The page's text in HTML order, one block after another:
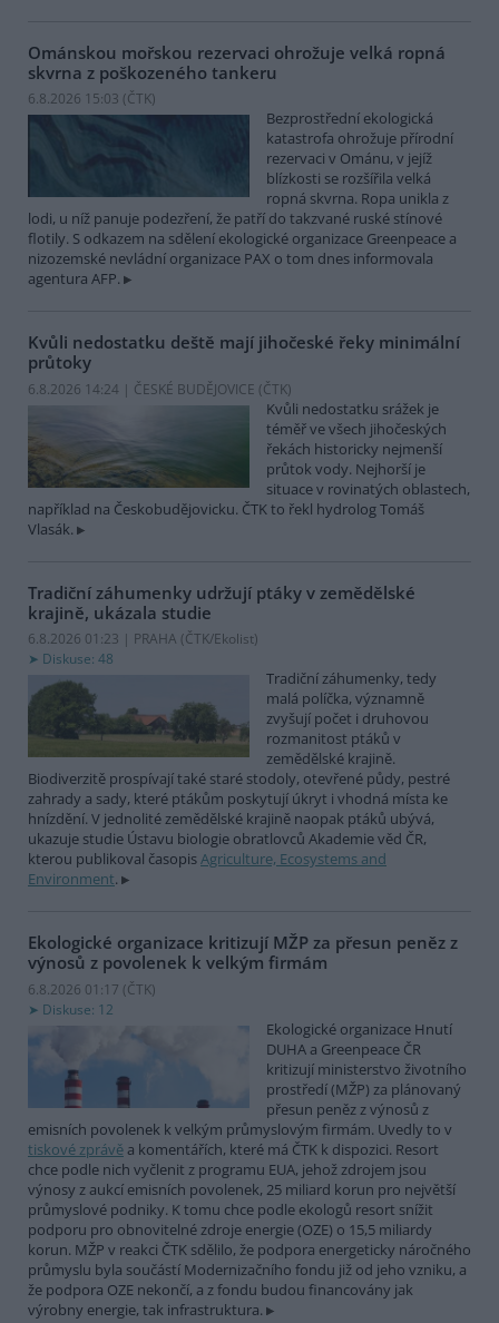
Ománskou mořskou rezervaci ohrožuje velká ropná
skvrna z poškozeného tankeru
6.8.2026 15:03 (ČTK)
Bezprostřední ekologická
katastrofa ohrožuje přírodní
rezervaci v Ománu, v jejíž
blízkosti se rozšířila velká
ropná skvrna. Ropa unikla z
lodi, u níž panuje podezření, že patří do takzvané ruské stínové
flotily. S odkazem na sdělení ekologické organizace Greenpeace a
nizozemské nevládní organizace PAX o tom dnes informovala
agentura AFP.
Kvůli nedostatku deště mají jihočeské řeky minimální
průtoky
6.8.2026 14:24 | ČESKÉ BUDĚJOVICE (ČTK)
Kvůli nedostatku srážek je
téměř ve všech jihočeských
řekách historicky nejmenší
průtok vody. Nejhorší je
situace v rovinatých oblastech,
například na Českobudějovicku. ČTK to řekl hydrolog Tomáš
Vlasák.
Tradiční záhumenky udržují ptáky v zemědělské
krajině, ukázala studie
6.8.2026 01:23 | PRAHA (ČTK/Ekolist)
Diskuse: 48
Tradiční záhumenky, tedy
malá políčka, významně
zvyšují počet i druhovou
rozmanitost ptáků v
zemědělské krajině.
Biodiverzitě prospívají také staré stodoly, otevřené půdy, pestré
zahrady a sady, které ptákům poskytují úkryt i vhodná místa ke
hnízdění. V jednolité zemědělské krajině naopak ptáků ubývá,
ukazuje studie Ústavu biologie obratlovců Akademie věd ČR,
kterou publikoval časopisAgriculture, Ecosystems and
Environment.
Ekologické organizace kritizují MŽP za přesun peněz z
výnosů z povolenek k velkým firmám
6.8.2026 01:17 (ČTK)
Diskuse: 12
Ekologické organizace Hnutí
DUHA a Greenpeace ČR
kritizují ministerstvo životního
prostředí (MŽP) za plánovaný
přesun peněz z výnosů z
emisních povolenek k velkým průmyslovým firmám. Uvedly to v
tiskové zprávě a komentářích, které má ČTK k dispozici. Resort
chce podle nich vyčlenit z programu EUA, jehož zdrojem jsou
výnosy z aukcí emisních povolenek, 25 miliard korun pro největší
průmyslové podniky. K tomu chce podle ekologů resort snížit
podporu pro obnovitelné zdroje energie (OZE) o 15,5 miliardy
korun. MŽP v reakci ČTK sdělilo, že podpora energeticky náročného
průmyslu byla součástí Modernizačního fondu již od jeho vzniku, a
že podpora OZE nekončí, a z fondu budou financovány jak
výrobny energie, tak infrastruktura.